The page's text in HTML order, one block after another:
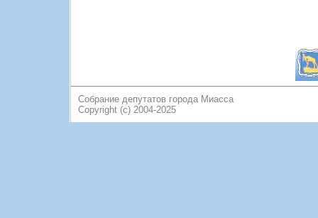
Собрание депутатов города Миасса
Copyright (c) 2004-2025